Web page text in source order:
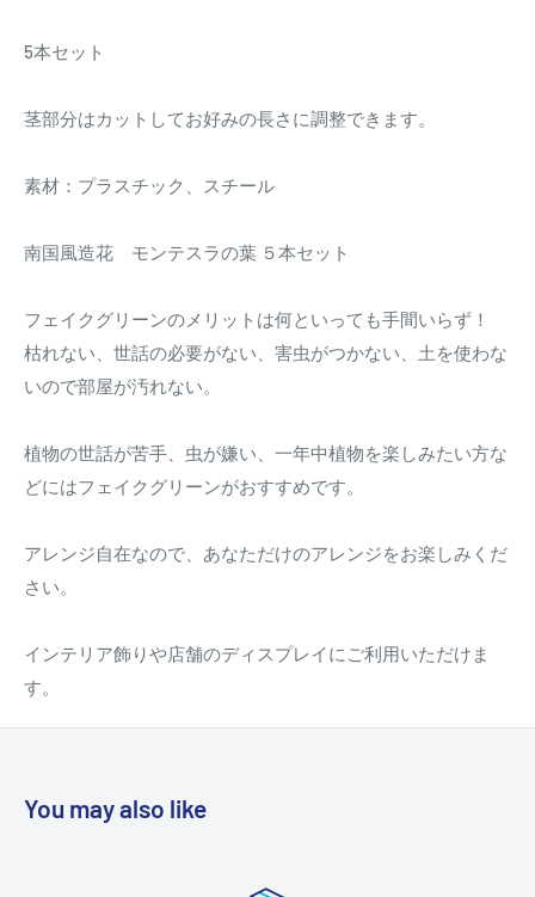
5本セット
茎部分はカットしてお好みの長さに調整できます。
素材：プラスチック、スチール
南国風造花 モンテスラの葉 ５本セット
フェイクグリーンのメリットは何といっても手間いらず！
枯れない、世話の必要がない、害虫がつかない、土を使わな
いので部屋が汚れない。
植物の世話が苦手、虫が嫌い、一年中植物を楽しみたい方な
どにはフェイクグリーンがおすすめです。
アレンジ自在なので、あなただけのアレンジをお楽しみくだ
さい。
インテリア飾りや店舗のディスプレイにご利用いただけま
す。
You may also like